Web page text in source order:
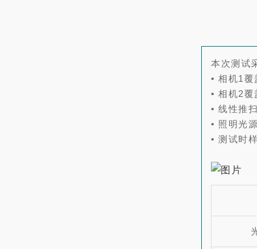
本次测试
• 相机1
• 相机2
• 线性推
• 照明光
• 测试时